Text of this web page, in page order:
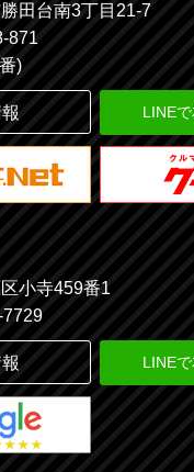
田台南3丁目21-7
871
)
LINE
小寺459番1
7729
LINE